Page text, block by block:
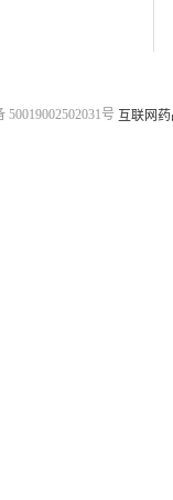
50019002502031号 互联网